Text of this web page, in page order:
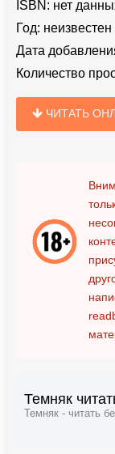
ISBN: нет
Год: неизвестен
Дата
Количество
ЧИТАТЬ
Темняк
Темняк - читать